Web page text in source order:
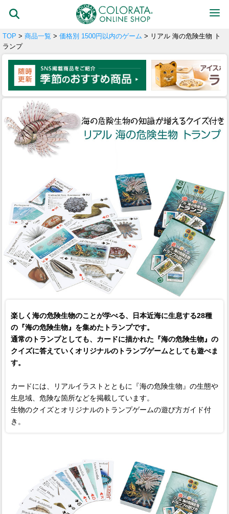
TOP > 商品一覧 > 価格別 1500円以内のゲーム > リアル 海の危険生物 ト
ランプ
楽しく海の危険生物のことが学べる、日本近海に生息する28種
の『海の危険生物』を集めたトランプです。
通常のトランプとしても、カードに描かれた『海の危険生物』の
クイズに答えていくオリジナルのトランプゲームとしても遊べま
す。
カードには、リアルイラストとともに『海の危険生物』の生態や
生息域、危険な箇所などを掲載しています。
生物のクイズとオリジナルのトランプゲームの遊び方ガイド付
き。